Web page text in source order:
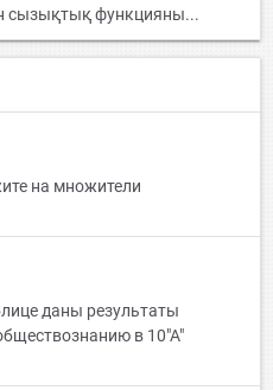
сызықтық функцияны...
на множители
даны результаты
в 10"А"